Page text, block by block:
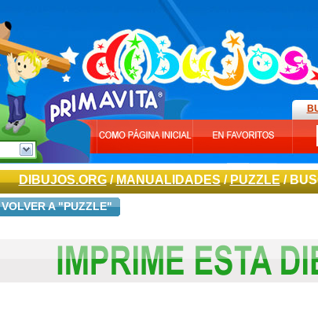
DIBUJOS.ORG/MANUALIDADES/PUZZLE/
VOLVER A "PUZZLE"